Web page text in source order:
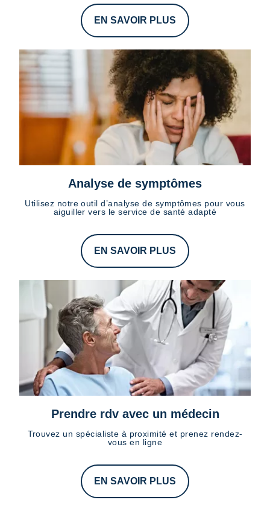
EN SAVOIR PLUS
Analyse de symptômes
Utilisez notre outil d’analyse de symptômes pour vous
aiguiller vers le service de santé adapté
EN SAVOIR PLUS
Prendre rdv avec un médecin
Trouvez un spécialiste à proximité et prenez rendez-
vous en ligne
EN SAVOIR PLUS